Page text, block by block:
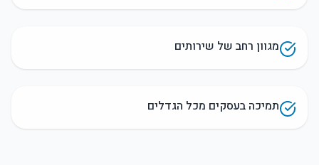
מגוון רחב של שירותים
תמיכה בעסקים מכל הגדלים